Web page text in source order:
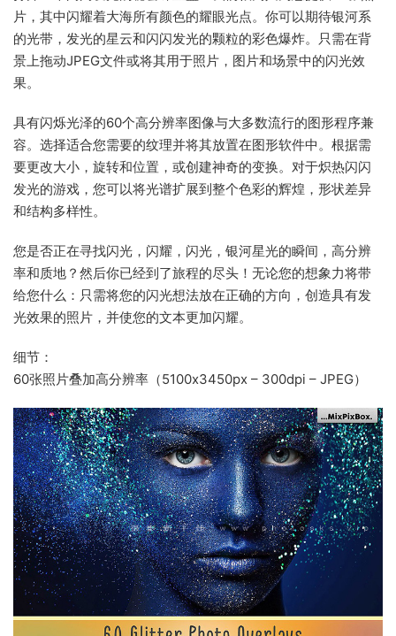
片，其中闪耀着大海所有颜色的耀眼光点。你可以期待银河系
的光带，发光的星云和闪闪发光的颗粒的彩色爆炸。只需在背
景上拖动JPEG文件或将其用于照片，图片和场景中的闪光效
果。
具有闪烁光泽的60个高分辨率图像与大多数流行的图形程序兼
容。选择适合您需要的纹理并将其放置在图形软件中。根据需
要更改大小，旋转和位置，或创建神奇的变换。对于炽热闪闪
发光的游戏，您可以将光谱扩展到整个色彩的辉煌，形状差异
和结构多样性。
您是否正在寻找闪光，闪耀，闪光，银河星光的瞬间，高分辨
率和质地？然后你已经到了旅程的尽头！无论您的想象力将带
给您什么：只需将您的闪光想法放在正确的方向，创造具有发
光效果的照片，并使您的文本更加闪耀。
细节：
60张照片叠加高分辨率（5100x3450px – 300dpi – JPEG）